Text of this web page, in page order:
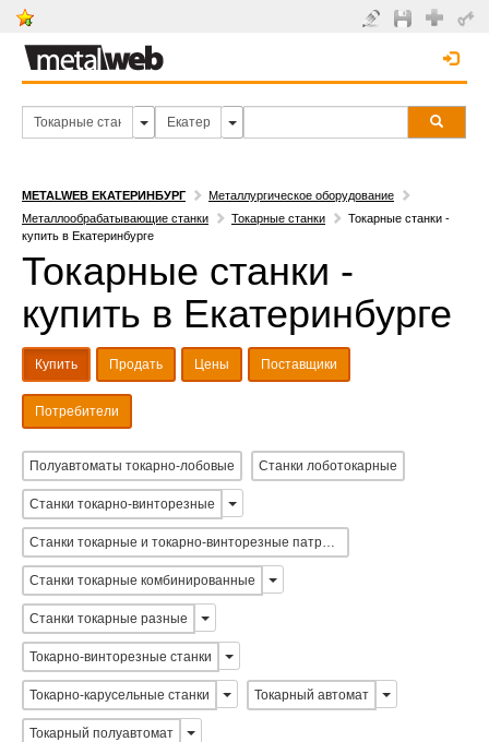
METALWEB ЕКАТЕРИНБУРГ
Металлургическое оборудование
Металлообрабатывающие станки
Токарные станки
Токарные станки -
купить в Екатеринбурге
Токарные станки -
купить в Екатеринбурге
Купить Продать Цены Поставщики
Потребители
Полуавтоматы токарно-лобовые Станки лоботокарные
Станки токарно-винторезные
Станки токарные и токарно-винторезные патронные
Станки токарные комбинированные
Станки токарные разные
Токарно-винторезные станки
Токарно-карусельные станки Токарный автомат
Токарный полуавтомат